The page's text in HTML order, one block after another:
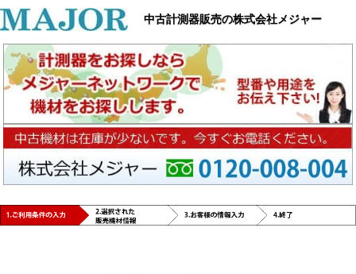
中古計測器販売の株式会社メジャー